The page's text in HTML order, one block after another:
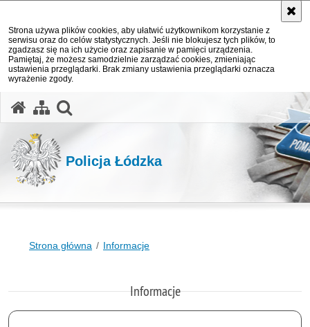
Strona używa plików cookies, aby ułatwić użytkownikom korzystanie z
serwisu oraz do celów statystycznych. Jeśli nie blokujesz tych plików, to
zgadzasz się na ich użycie oraz zapisanie w pamięci urządzenia.
Pamiętaj, że możesz samodzielnie zarządzać cookies, zmieniając
ustawienia przeglądarki. Brak zmiany ustawienia przeglądarki oznacza
wyrażenie zgody.
Policja Łódzka
Strona główna Informacje
Informacje